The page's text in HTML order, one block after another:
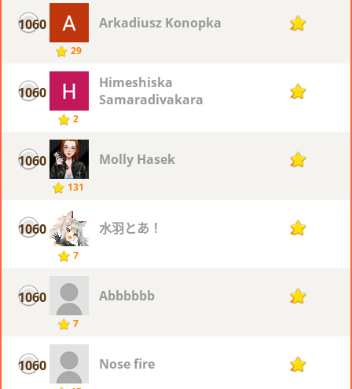
1060
29
Arkadiusz Konopka 2
1060
2
Himeshiska
Samaradivakara
2
1060
131
Molly Hasek 2
1060
7
水羽とあ！ 2
1060
7
Abbbbbb 2
1060 Nose fire 2